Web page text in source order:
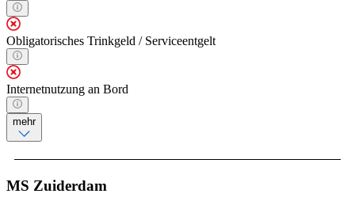
Obligatorisches Trinkgeld / Serviceentgelt
Internetnutzung an Bord
mehr
MS Zuiderdam